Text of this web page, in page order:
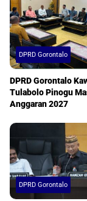
DPRD Gorontalo
DPRD Gorontalo
Tulabolo Pinogu
Anggaran 2027
DPRD Gorontalo